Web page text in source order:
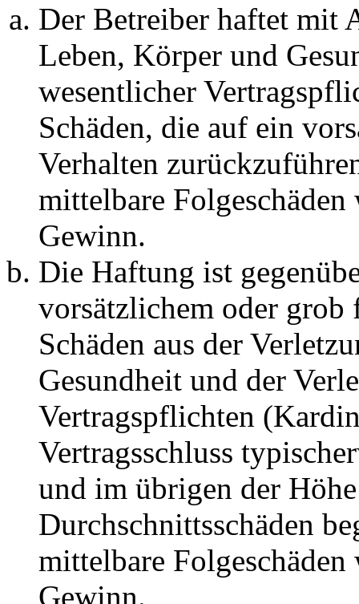
Der Betreiber haftet mit
Leben, Körper und
wesentlicher
Schäden, die auf ein
Verhalten
mittelbare Folgeschäden
Gewinn.
Die Haftung ist
vorsätzlichem oder grob
Schäden aus der
Gesundheit und der
Vertragspflichten
Vertragsschluss
und im übrigen der
Durchschnittsschäden
mittelbare Folgeschäden
Gewinn.